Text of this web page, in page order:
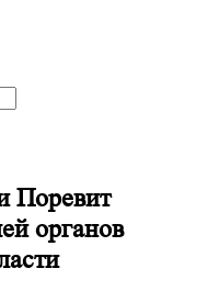
Поревит
органов